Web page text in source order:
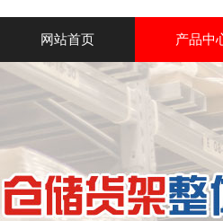
网站首页 产品中